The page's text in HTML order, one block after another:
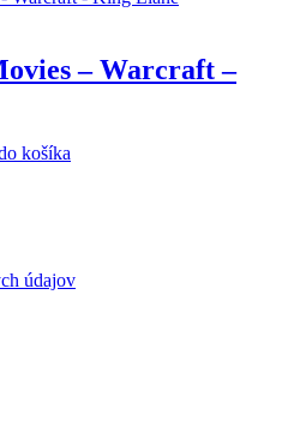
– Warcraft –
košíka
údajov